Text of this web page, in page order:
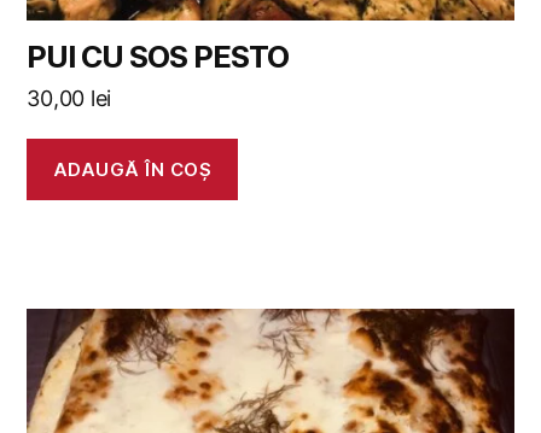
PUI CU SOS PESTO
30,00 lei
ADAUGĂ ÎN COȘ